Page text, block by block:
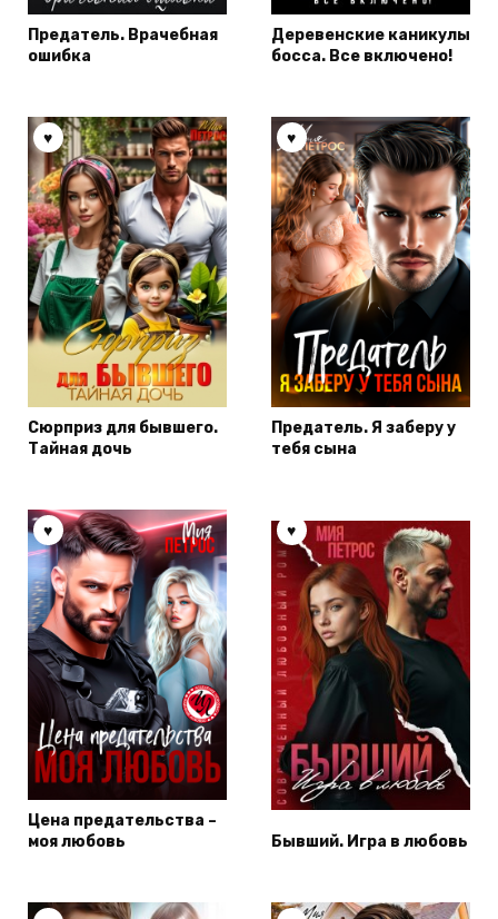
Предатель. Врачебная
ошибка
Деревенские каникулы
босса. Все включено!
Сюрприз для бывшего.
Тайная дочь
Предатель. Я заберу у
тебя сына
Цена предательства –
моя любовь
Бывший. Игра в любовь